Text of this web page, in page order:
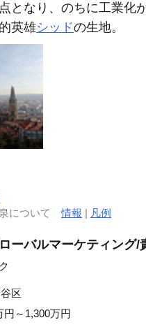
となり、のちに工業化
英雄シッドの生地。
泉について情報 | 凡例
ーバルマーケティング/
区
円～1,300万円